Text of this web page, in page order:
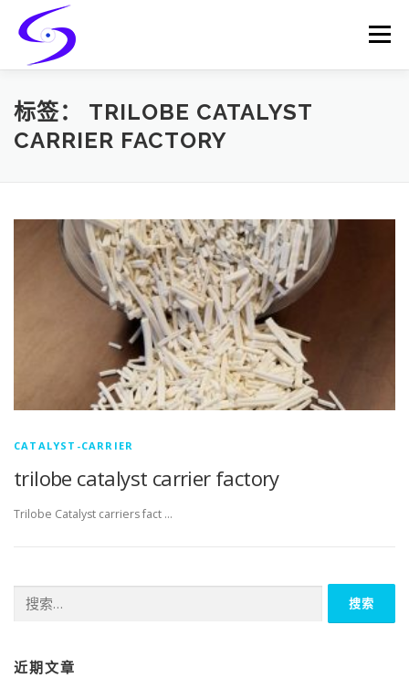
content
Menu
HOME PRODUCTS CATALYST-CARRIER
标签： TRILOBE CATALYST
CARRIER FACTORY
CATALYST-CARRIER
trilobe catalyst carrier factory
Trilobe Catalyst carriers fact …
索：
近期文章